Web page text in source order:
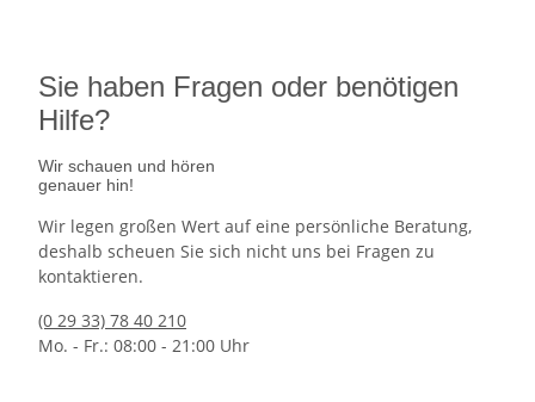
Sie haben Fragen oder benötigen
Hilfe?
Wir schauen und hören
genauer hin!
Wir legen großen Wert auf eine persönliche Beratung,
deshalb scheuen Sie sich nicht uns bei Fragen zu
kontaktieren.
(0 29 33) 78 40 210
Mo. - Fr.: 08:00 - 21:00 Uhr